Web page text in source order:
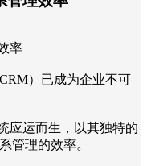
率
）已成为企业不可
应运而生，以其独特的
管理的效率。